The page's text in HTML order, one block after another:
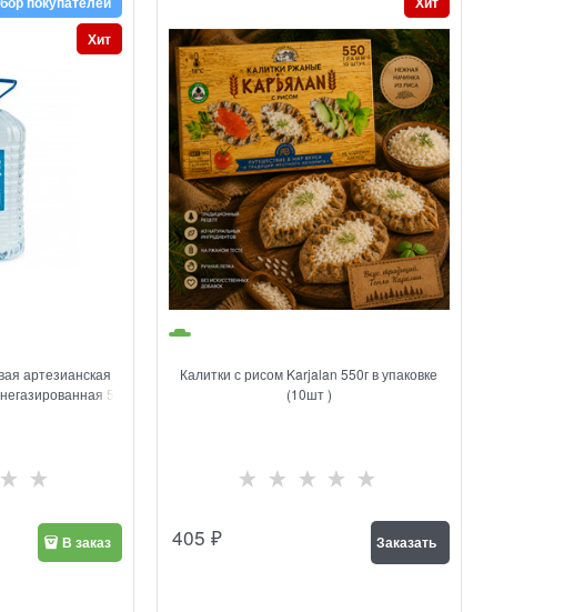
артезианская
5л
Хит
В заказ
Калитки с рисом Karjalan 550г в упаковке
(10шт )
405 ₽ Заказать